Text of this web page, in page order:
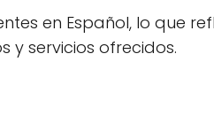
en Español, lo que
y servicios ofrecidos.